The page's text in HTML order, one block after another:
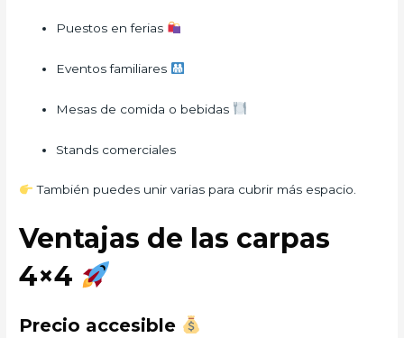
Puestos en ferias
Eventos familiares
Mesas de comida o bebidas
Stands comerciales
También puedes unir varias para cubrir más espacio.
Ventajas de las carpas
4×4
Precio accesible